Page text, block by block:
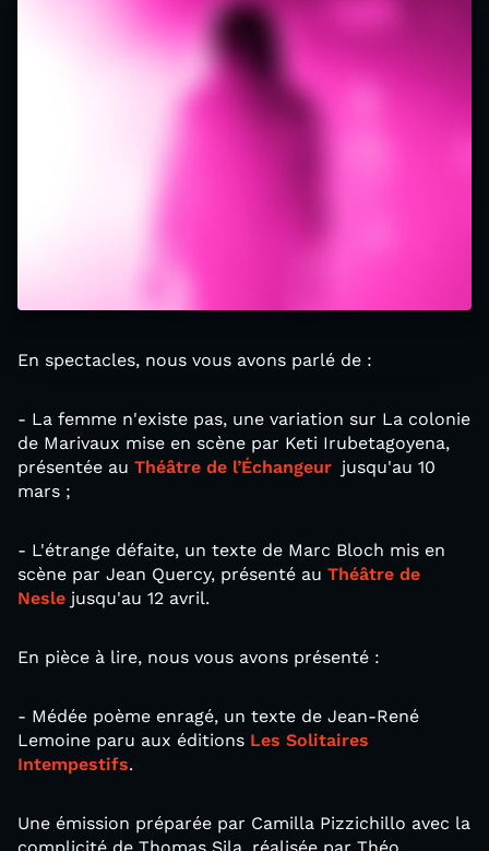
En spectacles, nous vous avons parlé de :
- La femme n'existe pas, une variation sur La colonie
de Marivaux mise en scène par Keti Irubetagoyena,
présentée au Théâtre de l’Échangeur jusqu'au 10
mars ;
- L'étrange défaite, un texte de Marc Bloch mis en
scène par Jean Quercy, présenté au Théâtre de
Nesle jusqu'au 12 avril.
En pièce à lire, nous vous avons présenté :
- Médée poème enragé, un texte de Jean-René
Lemoine paru aux éditions Les Solitaires
Intempestifs.
Une émission préparée par Camilla Pizzichillo avec la